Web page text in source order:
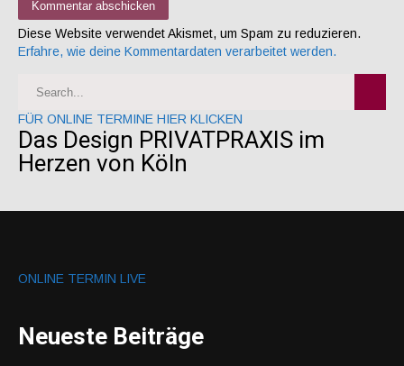
Diese Website verwendet Akismet, um Spam zu reduzieren.
Erfahre, wie deine Kommentardaten verarbeitet werden.
FÜR ONLINE TERMINE HIER KLICKEN
Das Design PRIVATPRAXIS im
Herzen von Köln
ONLINE TERMIN LIVE
Neueste Beiträge